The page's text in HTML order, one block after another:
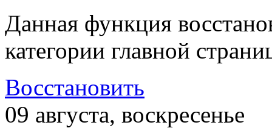
Данная функция
категории главной
Восстановить
09 августа, воскресенье